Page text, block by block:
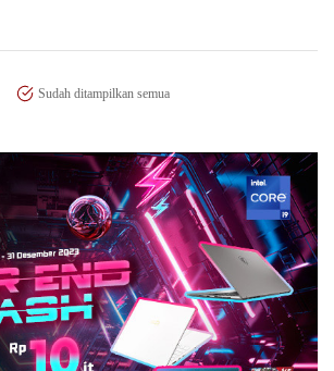
Sudah ditampilkan semua